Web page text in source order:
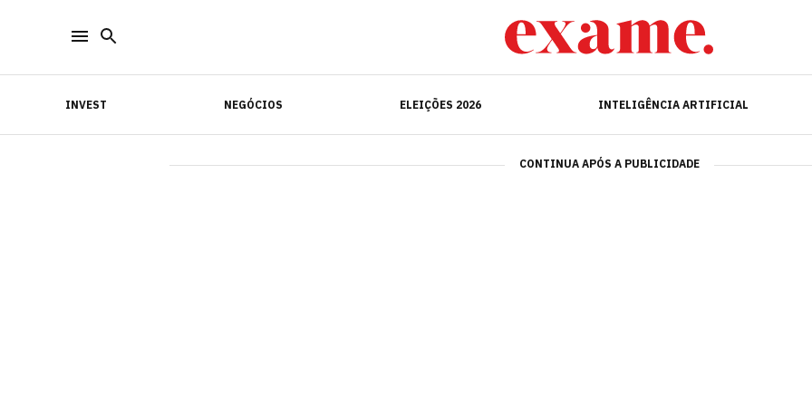
INVEST NEGÓCIOS ELEIÇÕES 2026 INTELIGÊNCIA ARTIFICIAL
INVEST INTELIGÊNCIA ARTIFICIAL
CONTINUA APÓS A PUBLICIDADE